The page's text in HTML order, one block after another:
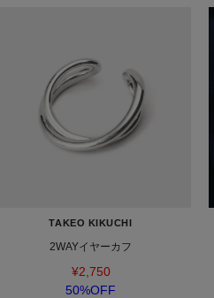
TAKEO KIKUCHI
2WAYイヤーカフ
¥2,750
50%OFF